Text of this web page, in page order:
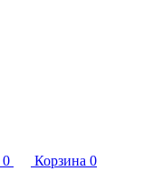
0 Корзина 0